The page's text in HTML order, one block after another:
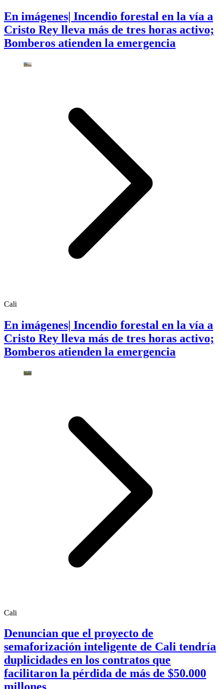
En imágenes| Incendio forestal en la vía a
Cristo Rey lleva más de tres horas activo;
Bomberos atienden la emergencia
Cali
En imágenes| Incendio forestal en la vía a
Cristo Rey lleva más de tres horas activo;
Bomberos atienden la emergencia
Cali
Denuncian que el proyecto de
semaforización inteligente de Cali tendría
duplicidades en los contratos que
facilitaron la pérdida de más de $50.000